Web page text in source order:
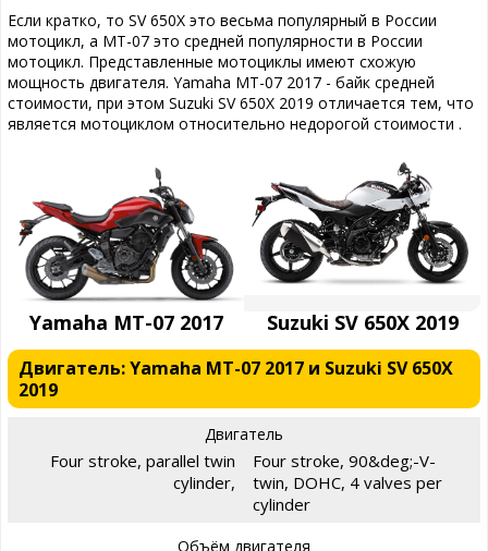
Если кратко, то SV 650X это весьма популярный в России
мотоцикл, а MT-07 это средней популярности в России
мотоцикл. Представленные мотоциклы имеют схожую
мощность двигателя. Yamaha MT-07 2017 - байк средней
стоимости, при этом Suzuki SV 650X 2019 отличается тем, что
является мотоциклом относительно недорогой стоимости .
Yamaha MT-07 2017 Suzuki SV 650X 2019
Двигатель: Yamaha MT-07 2017 и Suzuki SV 650X
2019
Двигатель
Four stroke, parallel twin
cylinder,
Four stroke, 90&deg;-V-
twin, DOHC, 4 valves per
cylinder
Объём двигателя